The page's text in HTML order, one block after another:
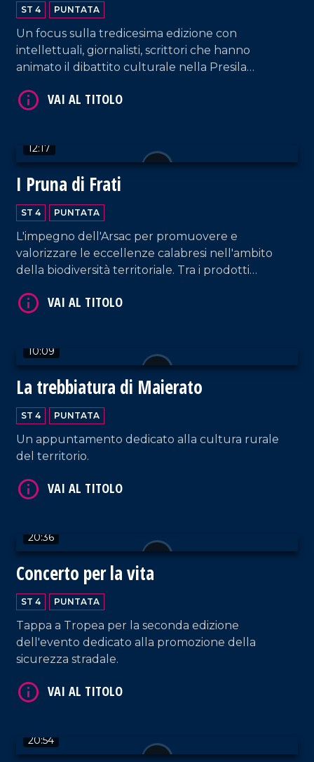
ST 4 PUNTATA
Un focus sulla tredicesima edizione con
intellettuali, giornalisti, scrittori che hanno
animato il dibattito culturale nella Presila
12:17
I Pruna di Frati
ST 4 PUNTATA
L'impegno dell'Arsac per promuovere e
valorizzare le eccellenze calabresi nell'ambito
della biodiversità territoriale. Tra i prodotti
Terranova Sappo Minulio.
10:09
La trebbiatura di Maierato
ST 4 PUNTATA
Un appuntamento dedicato alla cultura rurale
del territorio.
20:36
Concerto per la vita
ST 4 PUNTATA
Tappa a Tropea per la seconda edizione
dell'evento dedicato alla promozione della
sicurezza stradale.
20:54
VAI AL TITOLO
VAI AL TITOLO
VAI AL TITOLO
VAI AL TITOLO